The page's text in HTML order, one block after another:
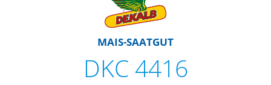
MAIS-SAATGUT
DKC 4416